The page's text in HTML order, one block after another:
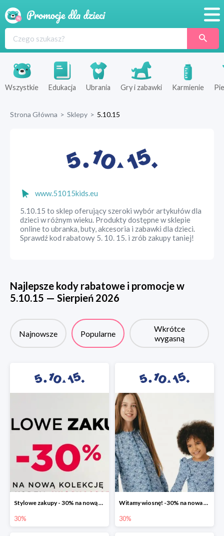
Produkty
Sklepy
Wszystkie Edukacja Ubrania Gry i zabawki Karmienie
Strona Główna > Sklepy > 5.10.15
www.51015kids.eu
5.10.15 to sklep oferujący szeroki wybór artykułów dla
dzieci w różnym wieku. Produkty dostępne w sklepie
online to ubranka, buty, akcesoria i zabawki dla dzieci.
Sprawdź kod rabatowy 5. 10. 15. i zrób zakupy taniej!
Najlepsze kody rabatowe i promocje w
5.10.15 — Sierpień 2026
Najnowsze Popularne
Wkrótce
wygasną
Stylowe zakupy - 30% na nową kolekcję
30%
Witamy wiosnę! -30% na nowa kolekcję
30%